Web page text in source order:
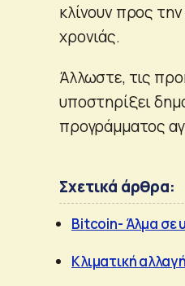
κλίνουν προς
χρονιάς.
Άλλωστε, τις
υποστηρίξει
προγράμματος
Σχετικά άρθρα:
Bitcoin- Άλμα σε
Κλιματική